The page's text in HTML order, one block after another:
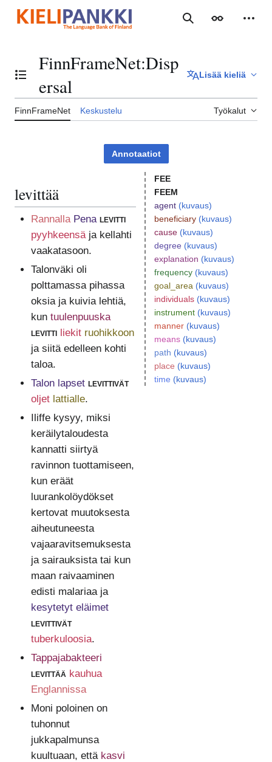
sisältöön
Haku Ulkoasu
Vaihda sisällysluettelo
FinnFrameNet:Disp
ersal
Lisää kieliä
FinnFrameNet Keskustelu Työkalut
Annotaatiot
levittää
Rannalla Pena levitti
pyyhkeensäja kellahti
vaakatasoon.
Talonväki oli
polttamassa pihassa
oksia ja kuivia lehtiä,
kun tuulenpuuska
levitti liekit ruohikkoon
ja siitä edelleen kohti
taloa.
Talon lapset levittivät
oljet lattialle.
Iliffe kysyy, miksi
keräilytaloudesta
kannatti siirtyä
ravinnon tuottamiseen,
kun eräät
luurankolöydökset
kertovat muutoksesta
aiheutuneesta
vajaaravitsemuksesta
ja sairauksista tai kun
maan raivaaminen
edisti malariaa ja
kesytetyt eläimet
levittivät
tuberkuloosia.
Tappajabakteeri
levittää kauhua
Englannissa
Moni poloinen on
tuhonnut
jukkapalmunsa
kuultuaan, että kasvi
FEE
FEEM
agent (kuvaus)
beneficiary (kuvaus)
cause (kuvaus)
degree (kuvaus)
explanation (kuvaus)
frequency (kuvaus)
goal_area (kuvaus)
individuals (kuvaus)
instrument (kuvaus)
manner (kuvaus)
means (kuvaus)
path (kuvaus)
place (kuvaus)
time (kuvaus)